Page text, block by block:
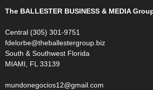
The BALLESTER BUSINESS & MEDIA
Central (305) 301-9751
fdelorbe@theballestergroup.biz
South & Southwest Florida
MIAMI, FL 33139
mundonegocios12@gmail.com